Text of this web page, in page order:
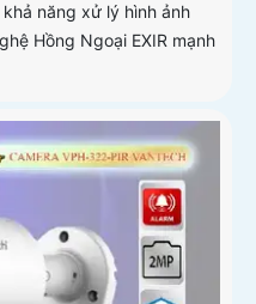
năng xử lý hình ảnh
Hồng Ngoại EXIR mạnh